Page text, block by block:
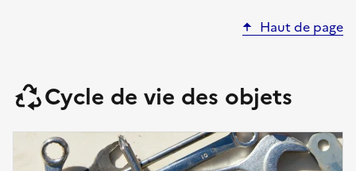
Haut de page
Cycle de vie des objets